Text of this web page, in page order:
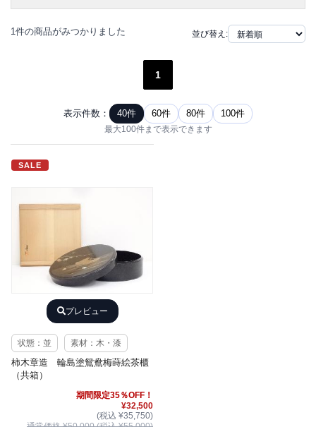
1件の商品がみつかりました 並び替え:
1
表示件数： 40件 60件 80件 100件
最大100件まで表示できます
SALE
プレビュー
状態：並 素材：木・漆
柿木章造 輪島塗鴛鴦梅蒔絵茶櫃
（共箱）
期間限定35％OFF！
¥32,500
(税込 ¥35,750)